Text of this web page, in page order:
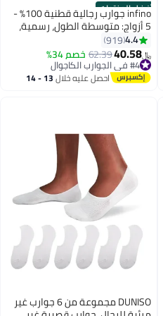
أفضل المنتجات
6
infino جوارب رجالية قطنية 100% -
5 أزواج: متوسطة الطول، رسمية،
ممتصة للرطوبة، مناسبة لجميع
الفصول باللون الأسود النقي
للملابس الكاجوال الرسمية
4.4
919
﷼‏40.58
62.39خصم 34%
#4 في الجوارب الكاجوال
#4 في الجوارب الكاجوال احصل عليه خلال 13 - 14
DUNISO مجموعة من 6 جوارب غير